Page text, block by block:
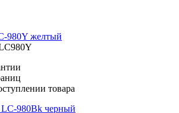
980Y желтый
товара